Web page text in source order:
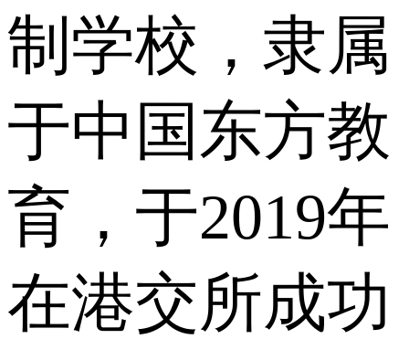
制学校，隶属
于中国东方教
育，于2019年
在港交所成功